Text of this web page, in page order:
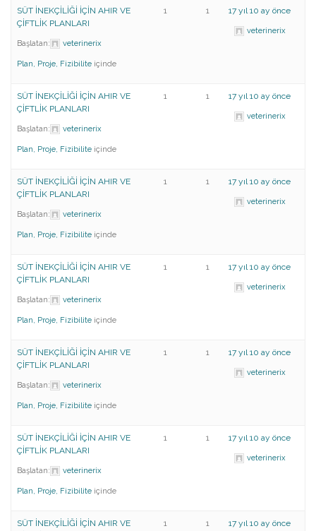
SÜT İNEKÇİLİĞİ İÇİN AHIR VE
ÇİFTLİK PLANLARI
Başlatan: veterinerix
Plan, Proje, Fizibilite içinde
1 1 17 yıl 10 ay önce
veterinerix
SÜT İNEKÇİLİĞİ İÇİN AHIR VE
ÇİFTLİK PLANLARI
Başlatan: veterinerix
Plan, Proje, Fizibilite içinde
1 1 17 yıl 10 ay önce
veterinerix
SÜT İNEKÇİLİĞİ İÇİN AHIR VE
ÇİFTLİK PLANLARI
Başlatan: veterinerix
Plan, Proje, Fizibilite içinde
1 1 17 yıl 10 ay önce
veterinerix
SÜT İNEKÇİLİĞİ İÇİN AHIR VE
ÇİFTLİK PLANLARI
Başlatan: veterinerix
Plan, Proje, Fizibilite içinde
1 1 17 yıl 10 ay önce
veterinerix
SÜT İNEKÇİLİĞİ İÇİN AHIR VE
ÇİFTLİK PLANLARI
Başlatan: veterinerix
Plan, Proje, Fizibilite içinde
1 1 17 yıl 10 ay önce
veterinerix
SÜT İNEKÇİLİĞİ İÇİN AHIR VE
ÇİFTLİK PLANLARI
Başlatan: veterinerix
Plan, Proje, Fizibilite içinde
1 1 17 yıl 10 ay önce
veterinerix
SÜT İNEKÇİLİĞİ İÇİN AHIR VE
1 1 17 yıl 10 ay önce